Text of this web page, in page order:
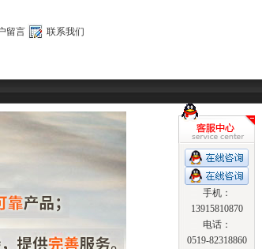
留言 联系我们
手机：
13915810870
电话：
0519-82318860